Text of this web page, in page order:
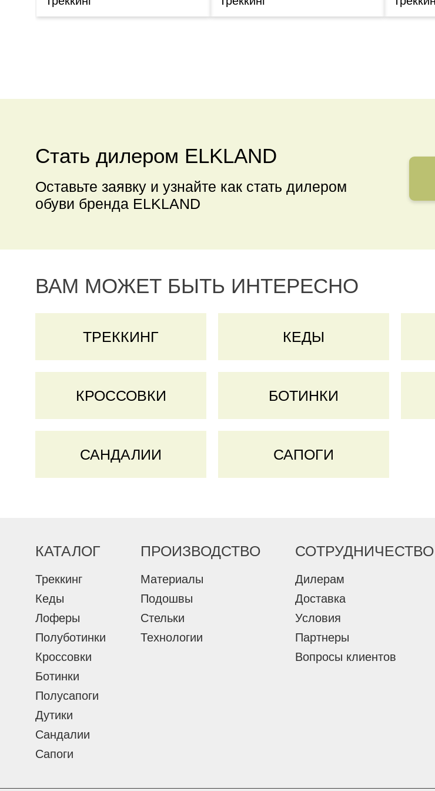
Стать дилером ELKLAND
Оставьте заявку и узнайте как стать дилером
обуви бренда ELKLAND
ВАМ МОЖЕТ БЫТЬ ИНТЕРЕСНО
ТРЕККИНГ КЕДЫ
КРОССОВКИ БОТИНКИ
САНДАЛИИ САПОГИ
КАТАЛОГ
Треккинг
Кеды
Лоферы
Полуботинки
Кроссовки
Ботинки
Полусапоги
Дутики
Сандалии
Сапоги
ПРОИЗВОДСТВО
Материалы
Подошвы
Стельки
Технологии
СОТРУДНИЧЕСТВО
Дилерам
Доставка
Условия
Партнеры
Вопросы клиентов